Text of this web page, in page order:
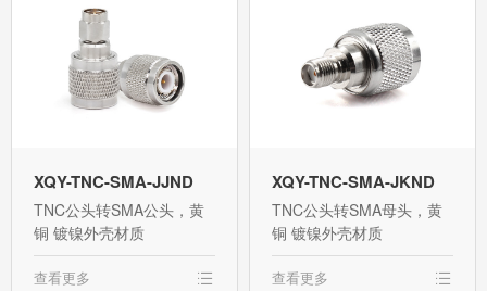
XQY-TNC-SMA-JJND
TNC公头转SMA公头，黄
铜 镀镍外壳材质
查看更多
XQY-TNC-SMA-JKND
TNC公头转SMA母头，黄
铜 镀镍外壳材质
查看更多